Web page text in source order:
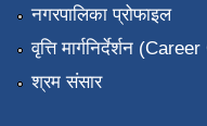
नगरपालिका प्रोफाइल
वृत्ति मार्गनिर्देर्शन
श्रम संसार